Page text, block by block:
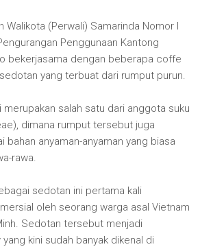
Walikota (Perwali) Samarinda Nomor I
Penggunaan Kantong
bekerjasama dengan beberapa coffe
yang terbuat dari rumput purun.
merupakan salah satu dari anggota suku
dimana rumput tersebut juga
bahan anyaman-anyaman yang biasa
rawa.
sedotan ini pertama kali
oleh seorang warga asal Vietnam
Sedotan tersebut menjadi
kini sudah banyak dikenal di